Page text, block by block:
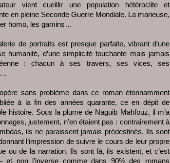
vient cueillir une population hétéroclite et
en pleine Seconde Guerre Mondiale. La marieuse,
homo, les gamins…
de portraits est presque parfaite, vibrant d’une
humanité, d’une simplicité touchante mais jamais
: chacun à ses travers, ses vices, ses
sans problème dans ce roman étonnamment
à la fin des années quarante, ce en dépit de
histoire. Sous la plume de Naguib Mahfouz, il m’a
justement, n’en étaient pas : contrairement à
ils ne paraissent jamais prédestinés. Ils sont
l’impression de suivre le cours de leur propre
ou de la narration. Ils sont là, ils existent, et c’est
et non l’inverse comme dans 90% des romans